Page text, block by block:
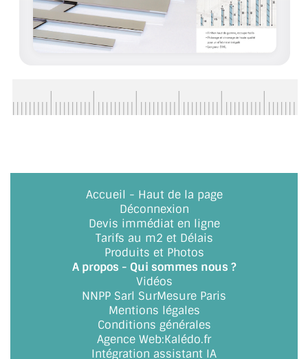
PLEXIGLAS PMMA
DOUBLE VITRAGE
VITRINE EN VERRE
CONNECTEURS ET ASSEMBLAGE DE VERRES
PLATS ET CORNIÈRES
LES CHARNIÈRES DE PORTE EN VERRE
BOUTONS ET POIGNÉES
Accueil - Haut de la page
Déconnexion
Devis immédiat en ligne
Tarifs au m2 et Délais
Produits et Photos
A propos - Qui sommes nous ?
Vidéos
NNPP Sarl SurMesure Paris
Mentions légales
Conditions générales
Agence Web:Kalédo.fr
Intégration assistant IA